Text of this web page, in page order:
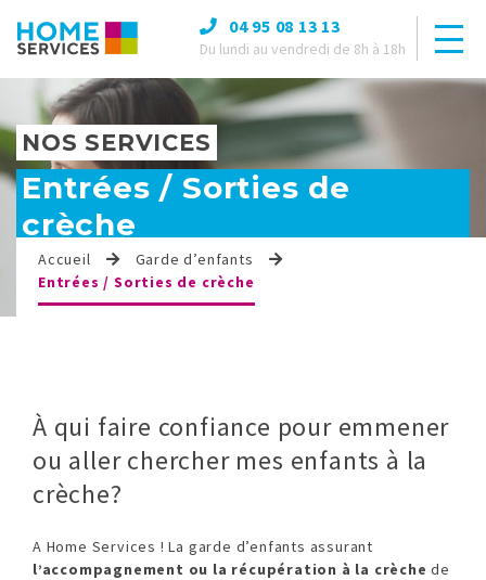
04 95 08 13 13
Du lundi au vendredi de 8h à 18h
NOS SERVICES
Entrées / Sorties de
crèche
Accueil
Garde d’enfants
Entrées / Sorties de crèche
À qui faire confiance pour emmener
ou aller chercher mes enfants à la
crèche?
A Home Services ! La garde d’enfants assurant
l’accompagnement ou la récupération à la crèche de